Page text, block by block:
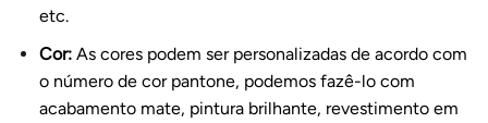
etc.
Cor:As cores podem ser personalizadas de acordo com
o número de cor pantone, podemos fazê-lo com
acabamento mate, pintura brilhante, revestimento em